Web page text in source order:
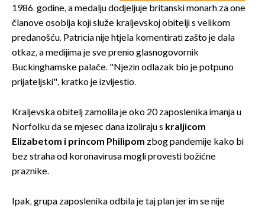
1986. godine, a medalju dodjeljuje britanski monarh za one
članove osoblja koji služe kraljevskoj obitelji s velikom
predanošću. Patricia nije htjela komentirati zašto je dala
otkaz, a medijima je sve prenio glasnogovornik
Buckinghamske palače. "Njezin odlazak bio je potpuno
prijateljski", kratko je izvijestio.
Kraljevska obitelj zamolila je oko 20 zaposlenika imanja u
Norfolku da se mjesec dana izoliraju s kraljicom
Elizabetom i princom Philipom zbog pandemije kako bi
bez straha od koronavirusa mogli provesti božićne
praznike.
Ipak, grupa zaposlenika odbila je taj plan jer im se nije